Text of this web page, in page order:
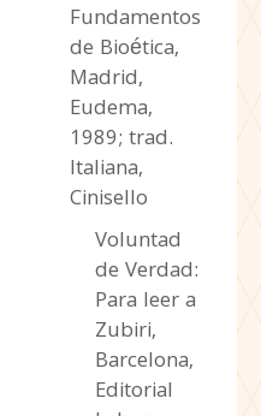
Fundamentos
de Bioética,
Madrid,
Eudema,
1989; trad.
Italiana,
Cinisello
Voluntad
de Verdad:
Para leer a
Zubiri,
Barcelona,
Editorial